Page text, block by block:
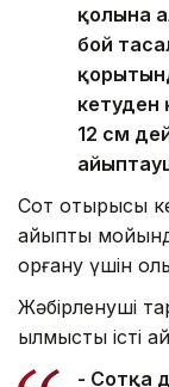
қолына
бой
кетуден
12 см
Сот отырысы
айыпты
қорғану үшін
Жәбірленуші
қылмыстық істі
- Сотқа